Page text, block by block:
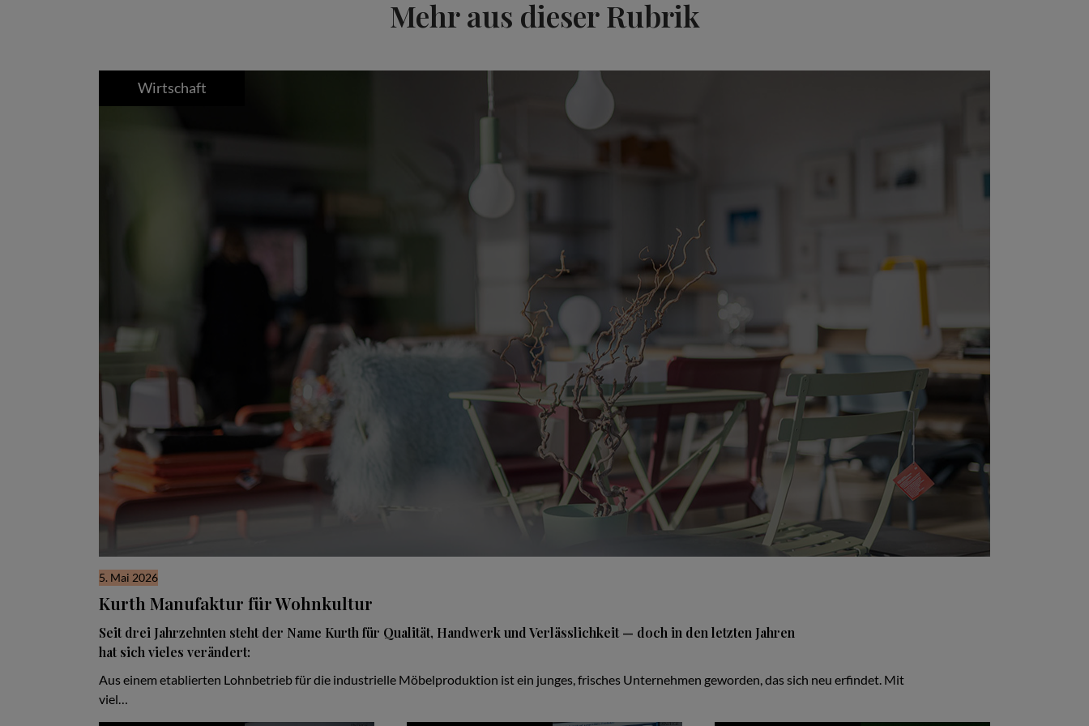
Mehr aus dieser Rubrik
Wirtschaft
5. Mai 2026
Kurth Manufaktur für Wohnkultur
Seit drei Jahrzehnten steht der Name Kurth für Qualität, Handwerk und Verlässlichkeit — doch in den letzten Jahren
hat sich vieles verändert:
Aus einem etablierten Lohnbetrieb für die industrielle Möbelproduktion ist ein junges, frisches Unternehmen geworden, das sich neu erfindet. Mit
viel…